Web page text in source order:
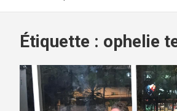
Étiquette : ophelie